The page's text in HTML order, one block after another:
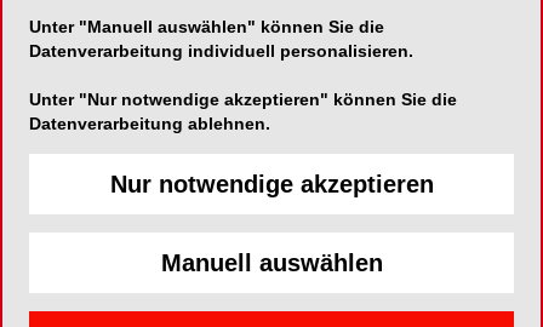
*Die Beiträge in dieser Rubrik stammen von den Anbietern und
spiegeln nicht die Meinung der Redaktion wider.
Unter "Manuell auswählen" können Sie die
Datenverarbeitung individuell personalisieren.
Unter "Nur notwendige akzeptieren" können Sie die
Datenverarbeitung ablehnen.
Nur notwendige akzeptieren
Manuell auswählen